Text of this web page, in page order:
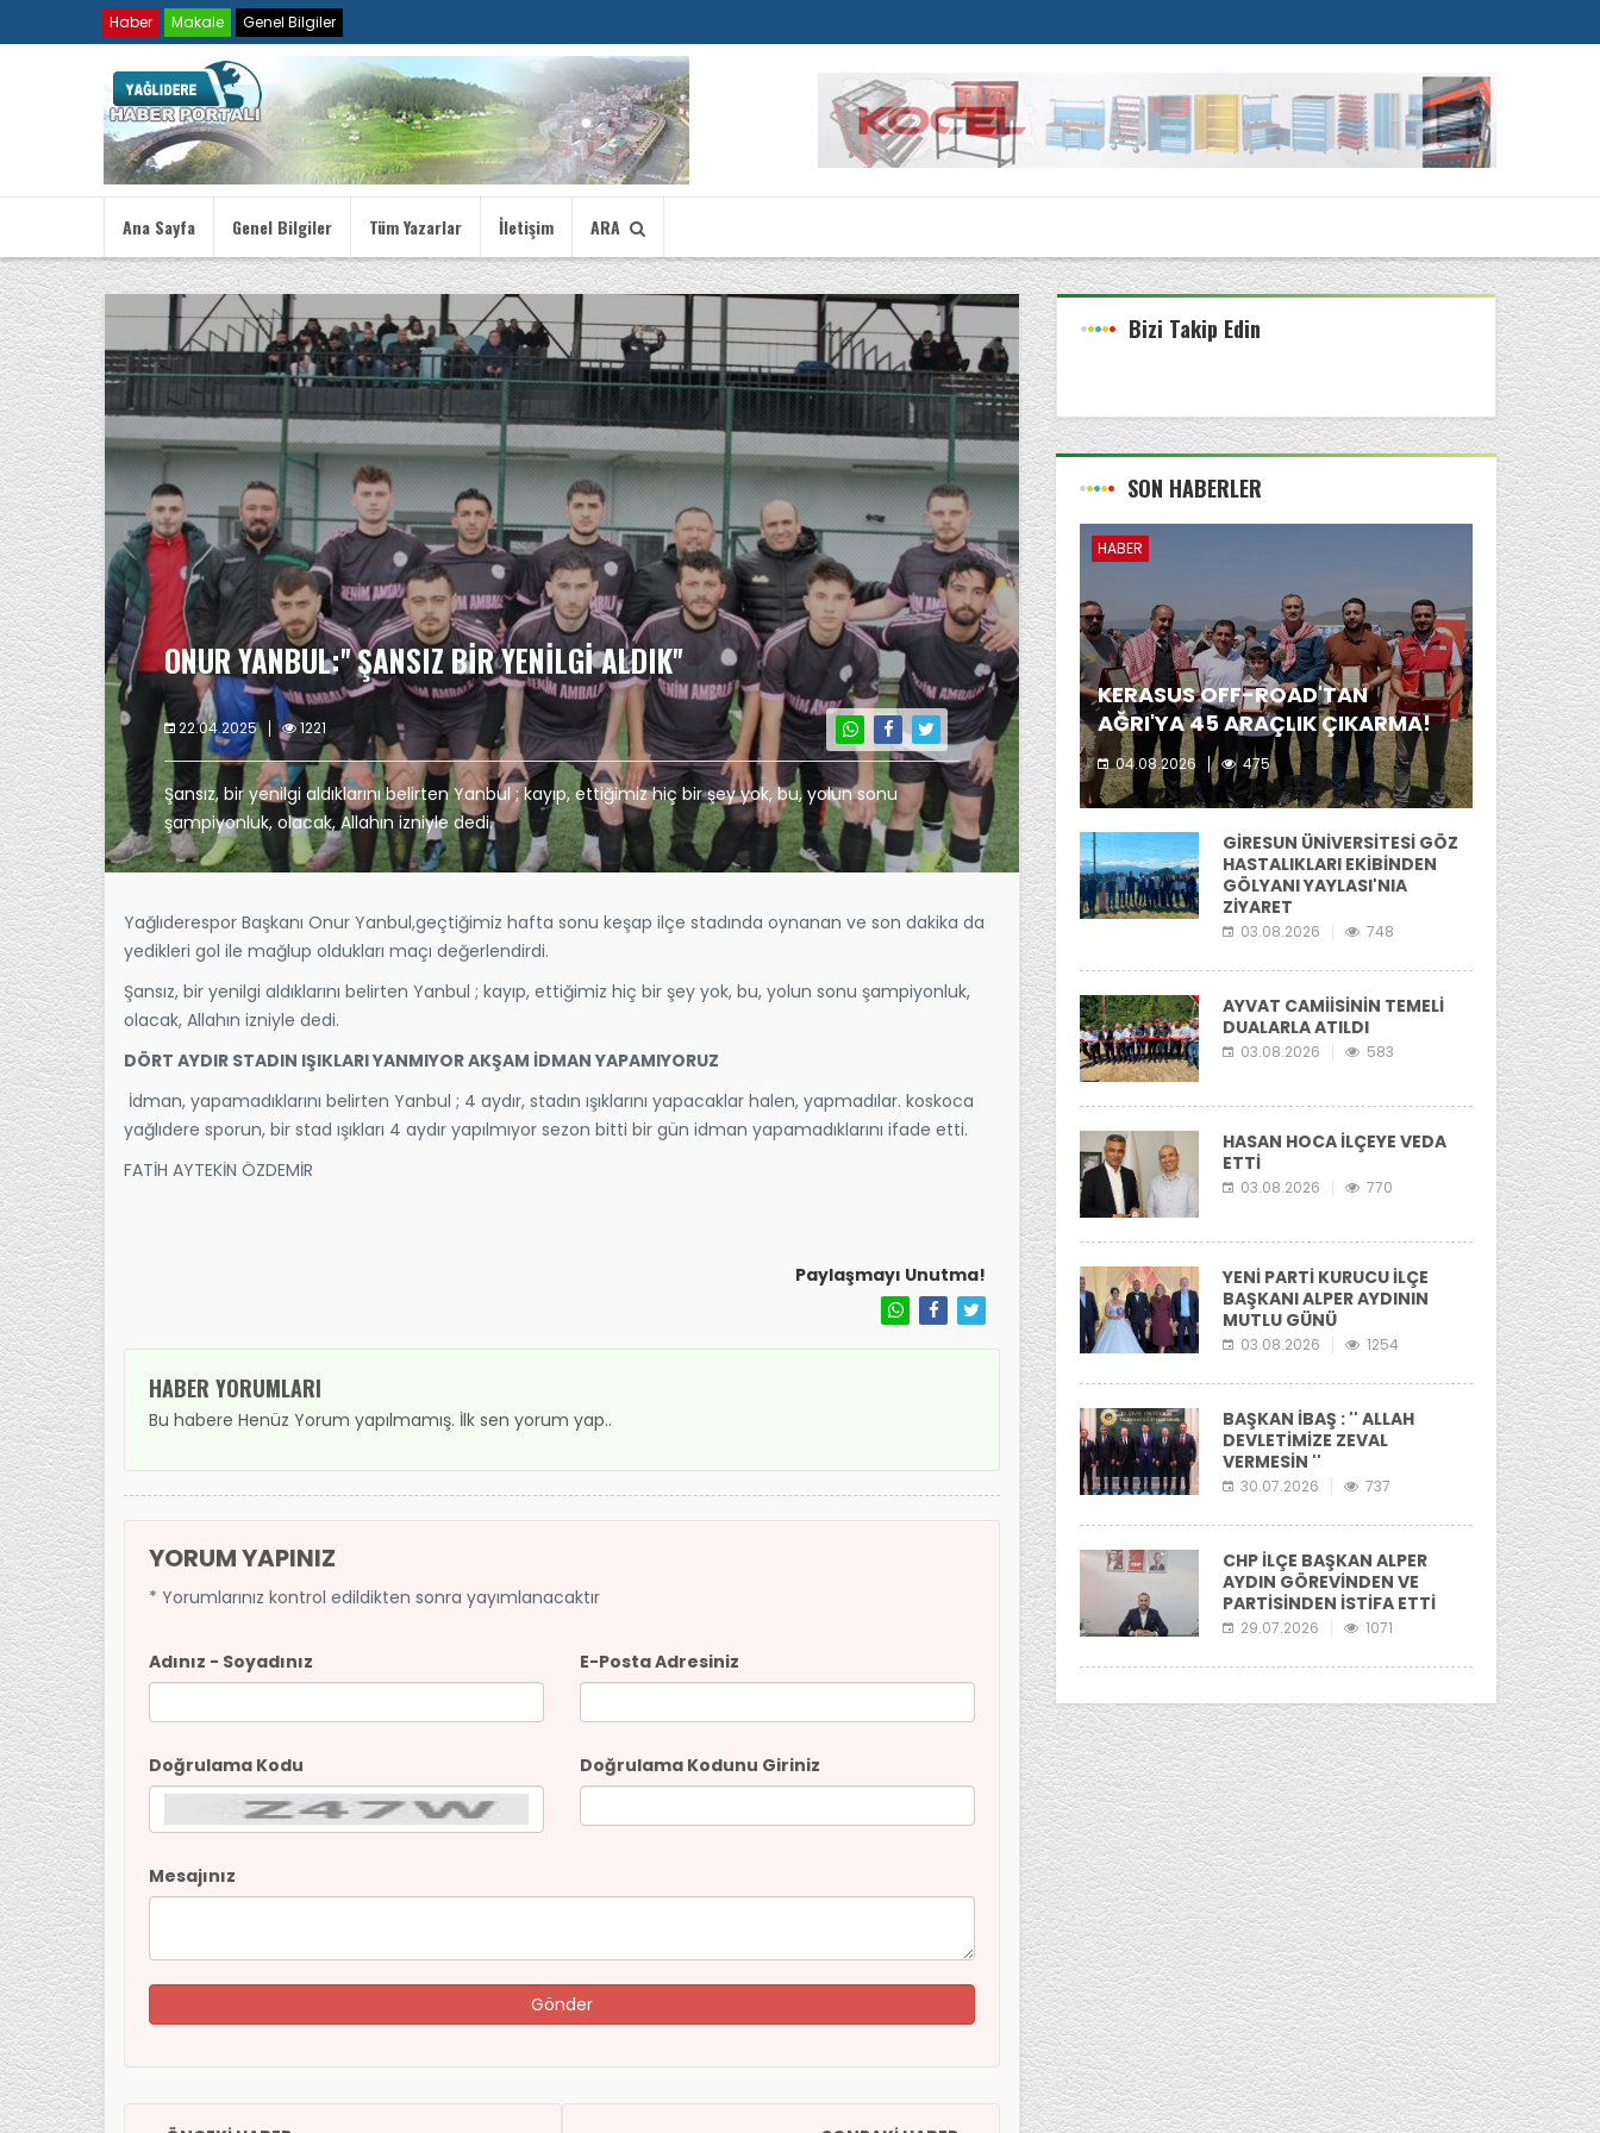
Haber Makale Genel Bilgiler
Ana Sayfa Genel Bilgiler Tüm Yazarlar İletişim ARA
ONUR YANBUL:'' ŞANSIZ BİR YENİLGİ ALDIK''
22.04.2025 1221
Şansız, bir yenilgi aldıklarını belirten Yanbul ; kayıp, ettiğimiz hiç bir şey yok, bu, yolun sonu
şampiyonluk, olacak, Allahın izniyle dedi.
Yağlıderespor Başkanı Onur Yanbul,geçtiğimiz hafta sonu keşap ilçe stadında oynanan ve son dakika da
yedikleri gol ile mağlup oldukları maçı değerlendirdi.
Şansız, bir yenilgi aldıklarını belirten Yanbul ; kayıp, ettiğimiz hiç bir şey yok, bu, yolun sonu şampiyonluk,
olacak, Allahın izniyle dedi.
DÖRT AYDIR STADIN IŞIKLARI YANMIYOR AKŞAM İDMAN YAPAMIYORUZ
İdman, yapamadıklarını belirten Yanbul ; 4 aydır, stadın ışıklarını yapacaklar halen, yapmadılar. koskoca
yağlıdere sporun, bir stad ışıkları 4 aydır yapılmıyor sezon bitti bir gün idman yapamadıklarını ifade etti.
FATİH AYTEKİN ÖZDEMİR
Paylaşmayı Unutma!
HABER YORUMLARI
Bu habere Henüz Yorum yapılmamış. İlk sen yorum yap..
YORUM YAPINIZ
* Yorumlarınız kontrol edildikten sonra yayımlanacaktır
Adınız - Soyadınız E-Posta Adresiniz
Doğrulama Kodu Doğrulama Kodunu Giriniz
Mesajınız
Bizi Takip Edin
SON HABERLER
HABER
KERASUS OFF-ROAD'TAN
AĞRI'YA 45 ARAÇLIK ÇIKARMA!
04.08.2026 475
Kerasus Off-Road ekibi yer aldı.
GİRESUN ÜNİVERSİTESİ GÖZ
HASTALIKLARI EKİBİNDEN
GÖLYANI YAYLASI'NIA
ZİYARET
03.08.2026 748
AYVAT CAMİİSİNİN TEMELİ
DUALARLA ATILDI
03.08.2026 583
HASAN HOCA İLÇEYE VEDA
ETTİ
03.08.2026 770
YENİ PARTİ KURUCU İLÇE
BAŞKANI ALPER AYDININ
MUTLU GÜNÜ
03.08.2026 1254
BAŞKAN İBAŞ : '' ALLAH
DEVLETİMİZE ZEVAL
VERMESİN ''
30.07.2026 737
CHP İLÇE BAŞKAN ALPER
AYDIN GÖREVİNDEN VE
PARTİSİNDEN İSTİFA ETTİ
29.07.2026 1071